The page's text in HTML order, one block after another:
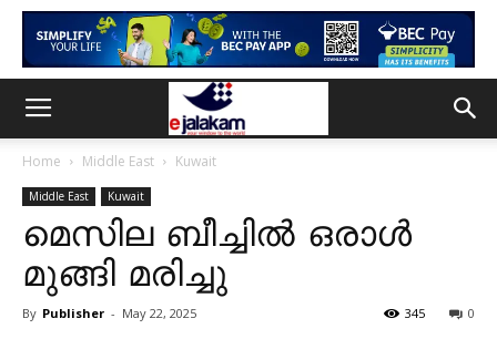
Home Middle East Kuwait
Middle East Kuwait
മെസില ബീച്ചിൽ ഒരാൾ
മുങ്ങി മരിച്ചു
By Publisher - May 22, 2025 0
345